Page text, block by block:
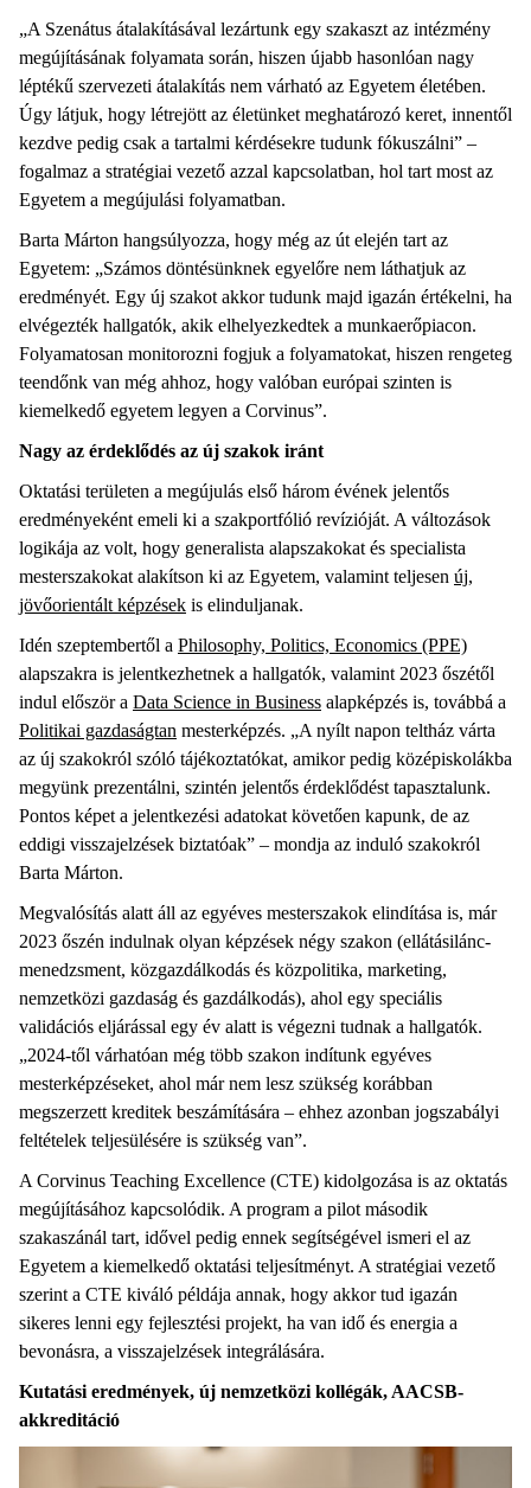
„A Szenátus átalakításával lezártunk egy szakaszt az intézmény
megújításának folyamata során, hiszen újabb hasonlóan nagy
léptékű szervezeti átalakítás nem várható az Egyetem életében.
Úgy látjuk, hogy létrejött az életünket meghatározó keret, innentől
kezdve pedig csak a tartalmi kérdésekre tudunk fókuszálni” –
fogalmaz a stratégiai vezető azzal kapcsolatban, hol tart most az
Egyetem a megújulási folyamatban.
Barta Márton hangsúlyozza, hogy még az út elején tart az
Egyetem: „Számos döntésünknek egyelőre nem láthatjuk az
eredményét. Egy új szakot akkor tudunk majd igazán értékelni, ha
elvégezték hallgatók, akik elhelyezkedtek a munkaerőpiacon.
Folyamatosan monitorozni fogjuk a folyamatokat, hiszen rengeteg
teendőnk van még ahhoz, hogy valóban európai szinten is
kiemelkedő egyetem legyen a Corvinus”.
Nagy az érdeklődés az új szakok iránt
Oktatási területen a megújulás első három évének jelentős
eredményeként emeli ki a szakportfólió revízióját. A változások
logikája az volt, hogy generalista alapszakokat és specialista
mesterszakokat alakítson ki az Egyetem, valamint teljesen új,
jövőorientált képzések is elinduljanak.
Idén szeptembertől a Philosophy, Politics, Economics (PPE)
alapszakra is jelentkezhetnek a hallgatók, valamint 2023 őszétől
indul először a Data Science in Business alapképzés is, továbbá a
Politikai gazdaságtan mesterképzés. „A nyílt napon teltház várta
az új szakokról szóló tájékoztatókat, amikor pedig középiskolákba
megyünk prezentálni, szintén jelentős érdeklődést tapasztalunk.
Pontos képet a jelentkezési adatokat követően kapunk, de az
eddigi visszajelzések biztatóak” – mondja az induló szakokról
Barta Márton.
Megvalósítás alatt áll az egyéves mesterszakok elindítása is, már
2023 őszén indulnak olyan képzések négy szakon (ellátásilánc-
menedzsment, közgazdálkodás és közpolitika, marketing,
nemzetközi gazdaság és gazdálkodás), ahol egy speciális
validációs eljárással egy év alatt is végezni tudnak a hallgatók.
„2024-től várhatóan még több szakon indítunk egyéves
mesterképzéseket, ahol már nem lesz szükség korábban
megszerzett kreditek beszámítására – ehhez azonban jogszabályi
feltételek teljesülésére is szükség van”.
A Corvinus Teaching Excellence (CTE) kidolgozása is az oktatás
megújításához kapcsolódik. A program a pilot második
szakaszánál tart, idővel pedig ennek segítségével ismeri el az
Egyetem a kiemelkedő oktatási teljesítményt. A stratégiai vezető
szerint a CTE kiváló példája annak, hogy akkor tud igazán
sikeres lenni egy fejlesztési projekt, ha van idő és energia a
bevonásra, a visszajelzések integrálására.
Kutatási eredmények, új nemzetközi kollégák, AACSB-
akkreditáció